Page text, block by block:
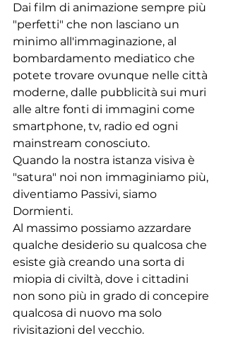
Dai film di animazione sempre più
"perfetti" che non lasciano un
minimo all'immaginazione, al
bombardamento mediatico che
potete trovare ovunque nelle città
moderne, dalle pubblicità sui muri
alle altre fonti di immagini come
smartphone, tv, radio ed ogni
mainstream conosciuto.
Quando la nostra istanza visiva è
"satura" noi non immaginiamo più,
diventiamo Passivi, siamo
Dormienti.
Al massimo possiamo azzardare
qualche desiderio su qualcosa che
esiste già creando una sorta di
miopia di civiltà, dove i cittadini
non sono più in grado di concepire
qualcosa di nuovo ma solo
rivisitazioni del vecchio.